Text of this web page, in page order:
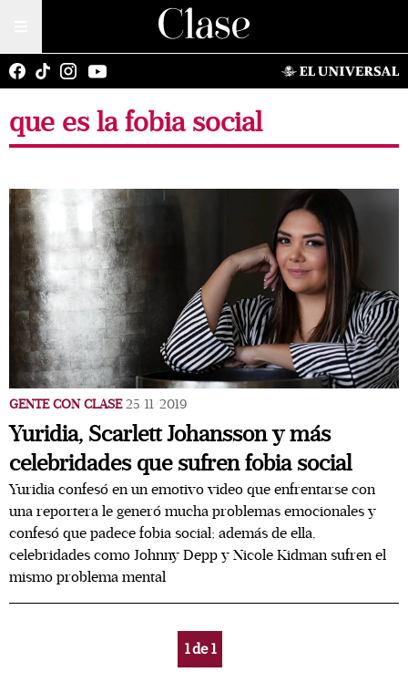
que es la fobia social
GENTE CON CLASE 25/11/2019
Yuridia, Scarlett Johansson y más
celebridades que sufren fobia social
Yuridia confesó en un emotivo video que enfrentarse con
una reportera le generó mucha problemas emocionales y
confesó que padece fobia social; además de ella,
celebridades como Johnny Depp y Nicole Kidman sufren el
mismo problema mental
1de1